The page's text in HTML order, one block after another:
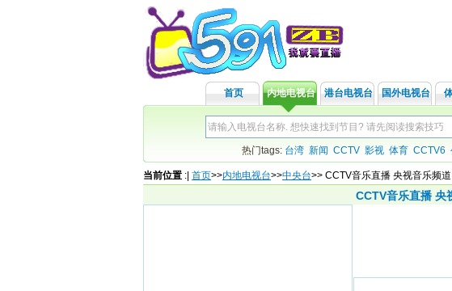
首页 内地电视台 港台电视台 国外电视台
热门tags: 台湾 新闻 CCTV 影视 体育 CCTV6
当前位置 : 首页>>内地电视台>>中央台>> CCTV音乐直播 央视音乐频道
CCTV音乐直播 央